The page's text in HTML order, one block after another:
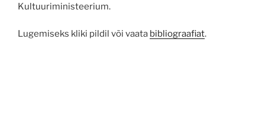
Kultuuriministeerium.
Lugemiseks kliki pildil või vaata bibliograafiat.